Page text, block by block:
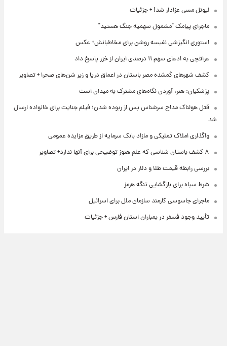
لیونل مسی عزادار شد! + جزئیات
ماجرای پیامک "مشمول سهمیه جنگ هستید"
استوری انگیزشی نفیسه روشن برای مخاطبانش+ عکس
عراقچی به ادعای سهم ۱۱ درصدی ایران از خزر پاسخ داد
کشف شهرهای گمشده مصر باستان در اعماق دریا و زیر شن‌های صحرا + تصاویر
پزشکیان: هنر، آوردن نگاه‌های مشترک به میدان است
قتل هولناک مداح سرشناس پس از ربوده شدن؛ فیلم جنایت برای خانواده ارسال
شد
واگذاری املاک تملیکی و مازاد بانک سرمایه از طریق مزایده عمومی
۸ کشف باستان شناسی که علم هنوز توضیحی برای آنها ندارد+ تصاویر
بررسی رابطه قیمت طلا و دلار در ایران
شرط سپاه برای بازگشایی تنگه هرمز
ماجرای جاسوسی کارمند سازمان ملل برای اسرائیل
تأیید وجود فسفر در بمباران استان فارس + جزئیات